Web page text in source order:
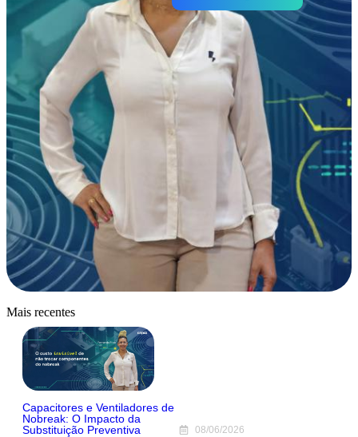
Mais recentes
Capacitores e Ventiladores de
Nobreak: O Impacto da
Substituição Preventiva
08/06/2026